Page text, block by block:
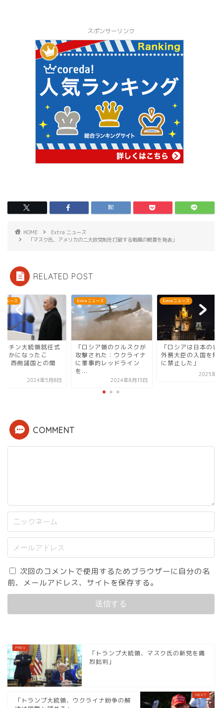
スポンサーリンク
HOME
Extra ニュース
「マスク氏、アメリカの二大政党制を打破する戦略の概要を発表」
RELATED POST
任式
の関
Extra ニュース
「ロシア領のクルスクが
攻撃された：ウクライナ
に軍事的レッドライン
Extra ニュース
「ロシアは日本の岩屋毅
外務大臣の入国を無期限
に禁止した」
「プ
で明
係、
COMMENT
次回のコメントで使用するためブラウザーに自分の名
前、メールアドレス、サイトを保存する。
「トランプ大統領、マスク氏の新党を痛
烈批判」
「トランプ大統領、ウクライナ紛争の解